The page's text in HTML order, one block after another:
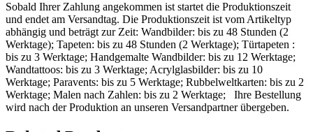
Sobald Ihrer Zahlung angekommen ist startet die Produktionszeit
und endet am Versandtag. Die Produktionszeit ist vom Artikeltyp
abhängig und beträgt zur Zeit: Wandbilder: bis zu 48 Stunden (2
Werktage); Tapeten: bis zu 48 Stunden (2 Werktage); Türtapeten :
bis zu 3 Werktage; Handgemalte Wandbilder: bis zu 12 Werktage;
Wandtattoos: bis zu 3 Werktage; Acrylglasbilder: bis zu 10
Werktage; Paravents: bis zu 5 Werktage; Rubbelweltkarten: bis zu 2
Werktage; Malen nach Zahlen: bis zu 2 Werktage; Ihre Bestellung
wird nach der Produktion an unseren Versandpartner übergeben.